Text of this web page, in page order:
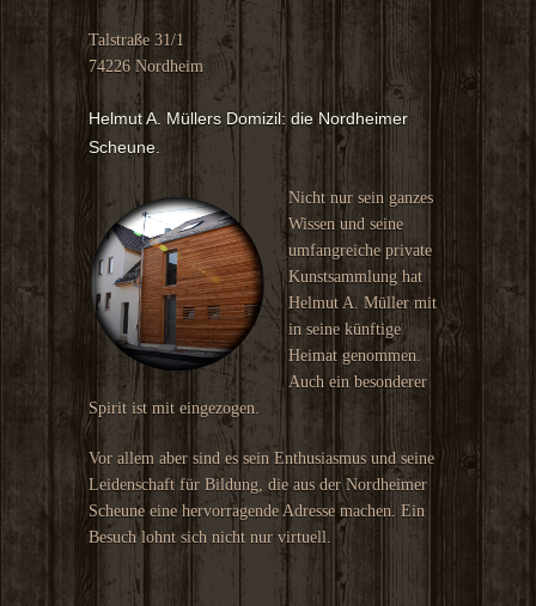
Talstraße 31/1
74226 Nordheim
Helmut A. Müllers Domizil: die Nordheimer
Scheune.
Nicht nur sein ganzes
Wissen und seine
umfangreiche private
Kunstsammlung hat
Helmut A. Müller mit
in seine künftige
Heimat genommen.
Auch ein besonderer
Spirit ist mit eingezogen.
Vor allem aber sind es sein Enthusiasmus und seine
Leidenschaft für Bildung, die aus der Nordheimer
Scheune eine hervorragende Adresse machen. Ein
Besuch lohnt sich nicht nur virtuell.